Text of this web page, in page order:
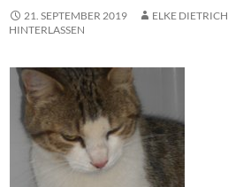
21. SEPTEMBER 2019 ELKE DIETRICH
HINTERLASSEN